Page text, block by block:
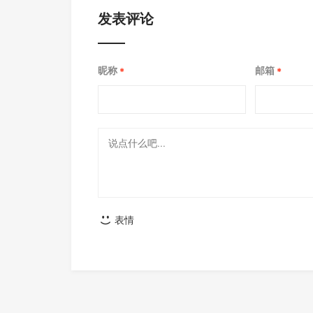
发表评论
昵称 * 邮箱 *
表情